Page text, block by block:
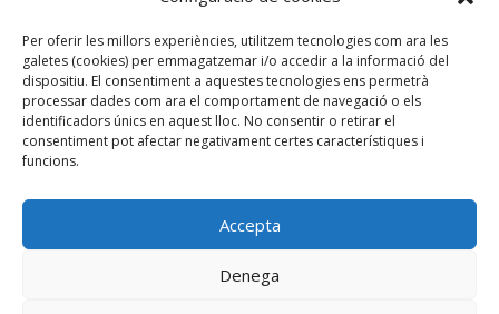
Per oferir les millors experiències, utilitzem tecnologies com ara les
galetes (cookies) per emmagatzemar i/o accedir a la informació del
dispositiu. El consentiment a aquestes tecnologies ens permetrà
processar dades com ara el comportament de navegació o els
identificadors únics en aquest lloc. No consentir o retirar el
consentiment pot afectar negativament certes característiques i
funcions.
Accepta
Denega
General
Meta
Entra
Utilitzem galetes per a oferir-te la millor experiència a la nostra